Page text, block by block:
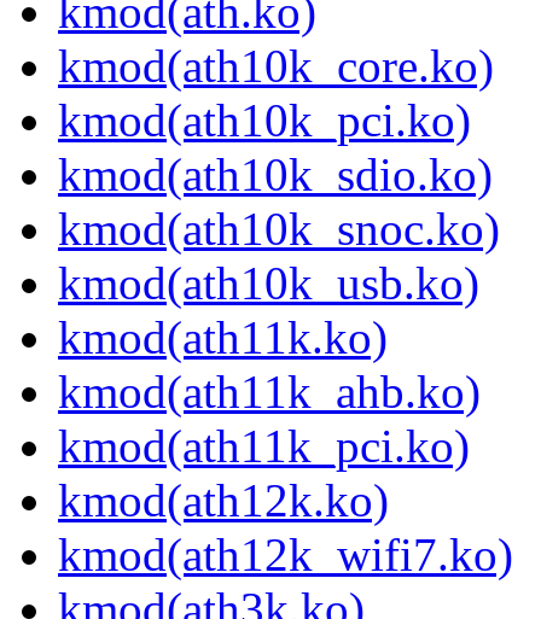
kmod(ath.ko)
kmod(ath10k_core.ko)
kmod(ath10k_pci.ko)
kmod(ath10k_sdio.ko)
kmod(ath10k_snoc.ko)
kmod(ath10k_usb.ko)
kmod(ath11k.ko)
kmod(ath11k_ahb.ko)
kmod(ath11k_pci.ko)
kmod(ath12k.ko)
kmod(ath12k_wifi7.ko)